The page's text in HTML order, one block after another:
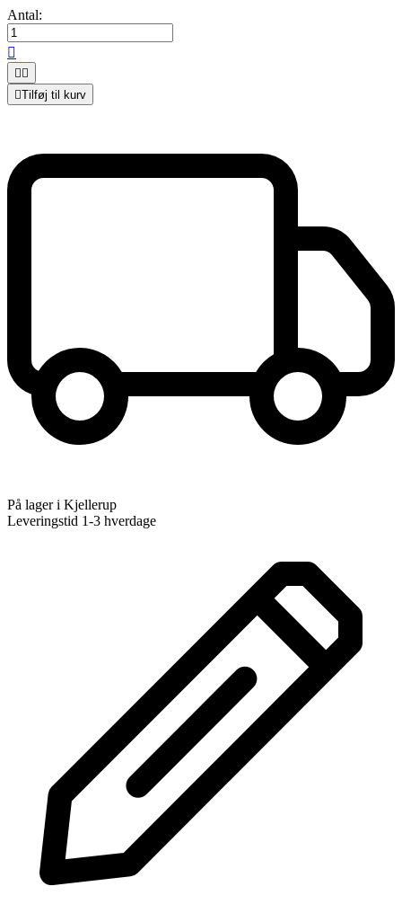
Antal:

 
Tilføj til kurv
På lager i Kjellerup
Leveringstid 1-3 hverdage